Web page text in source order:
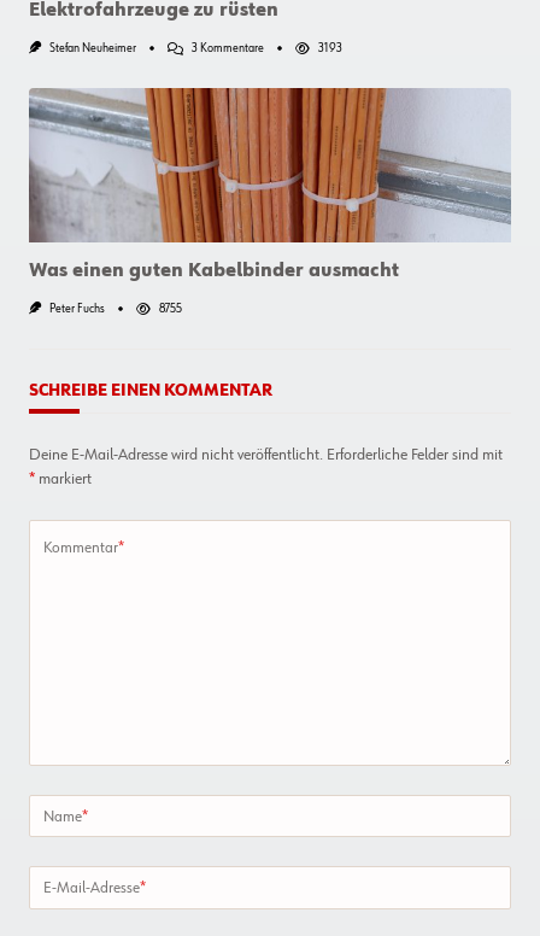
Elektrofahrzeuge zu rüsten
Stefan Neuheimer 3 KommentareZu
Dringend
Um
Ihre
Werkstatt
Elektrofahrzeuge
Zu
Rüsten
3193
Was einen guten Kabelbinder ausmacht
Peter Fuchs 8755
SCHREIBE EINEN KOMMENTAR
Deine E-Mail-Adresse wird nicht veröffentlicht. Erforderliche Felder sind mit
* markiert
Kommentar*
Name*
E-Mail-Adresse*